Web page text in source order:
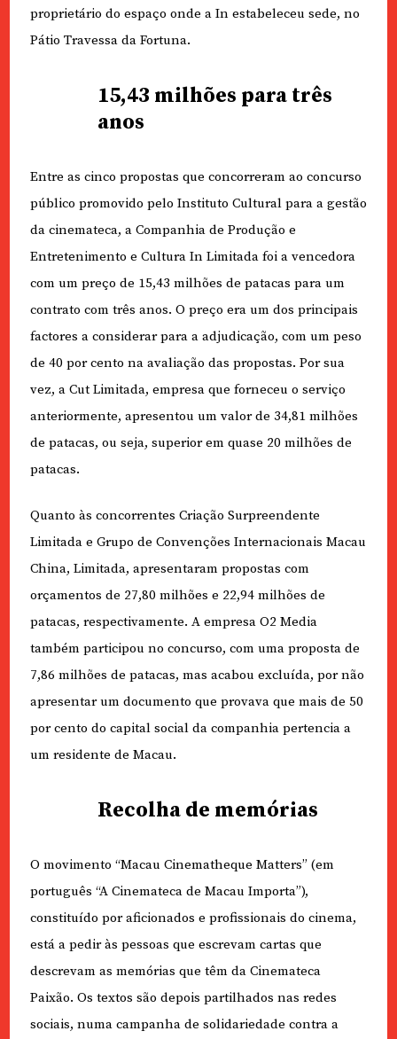
proprietário do espaço onde a In estabeleceu sede, no
Pátio Travessa da Fortuna.
15,43 milhões para três
anos
Entre as cinco propostas que concorreram ao concurso
público promovido pelo Instituto Cultural para a gestão
da cinemateca, a Companhia de Produção e
Entretenimento e Cultura In Limitada foi a vencedora
com um preço de 15,43 milhões de patacas para um
contrato com três anos. O preço era um dos principais
factores a considerar para a adjudicação, com um peso
de 40 por cento na avaliação das propostas. Por sua
vez, a Cut Limitada, empresa que forneceu o serviço
anteriormente, apresentou um valor de 34,81 milhões
de patacas, ou seja, superior em quase 20 milhões de
patacas.
Quanto às concorrentes Criação Surpreendente
Limitada e Grupo de Convenções Internacionais Macau
China, Limitada, apresentaram propostas com
orçamentos de 27,80 milhões e 22,94 milhões de
patacas, respectivamente. A empresa O2 Media
também participou no concurso, com uma proposta de
7,86 milhões de patacas, mas acabou excluída, por não
apresentar um documento que provava que mais de 50
por cento do capital social da companhia pertencia a
um residente de Macau.
Recolha de memórias
O movimento “Macau Cinematheque Matters” (em
português “A Cinemateca de Macau Importa”),
constituído por aficionados e profissionais do cinema,
está a pedir às pessoas que escrevam cartas que
descrevam as memórias que têm da Cinemateca
Paixão. Os textos são depois partilhados nas redes
sociais, numa campanha de solidariedade contra a